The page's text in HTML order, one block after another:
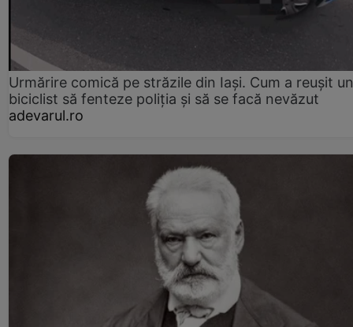
Urmărire comică pe străzile din Iași. Cum a reușit un
biciclist să fenteze poliția și să se facă nevăzut
adevarul.ro